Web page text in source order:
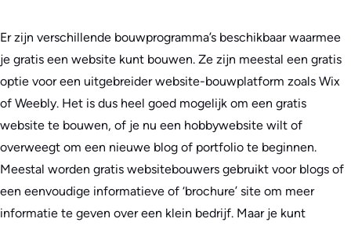
Er zijn verschillende bouwprogramma’s beschikbaar waarmee
je gratis een website kunt bouwen. Ze zijn meestal een gratis
optie voor een uitgebreider website-bouwplatform zoals Wix
of Weebly. Het is dus heel goed mogelijk om een gratis
website te bouwen, of je nu een hobbywebsite wilt of
overweegt om een nieuwe blog of portfolio te beginnen.
Meestal worden gratis websitebouwers gebruikt voor blogs of
een eenvoudige informatieve of ‘brochure’ site om meer
informatie te geven over een klein bedrijf. Maar je kunt